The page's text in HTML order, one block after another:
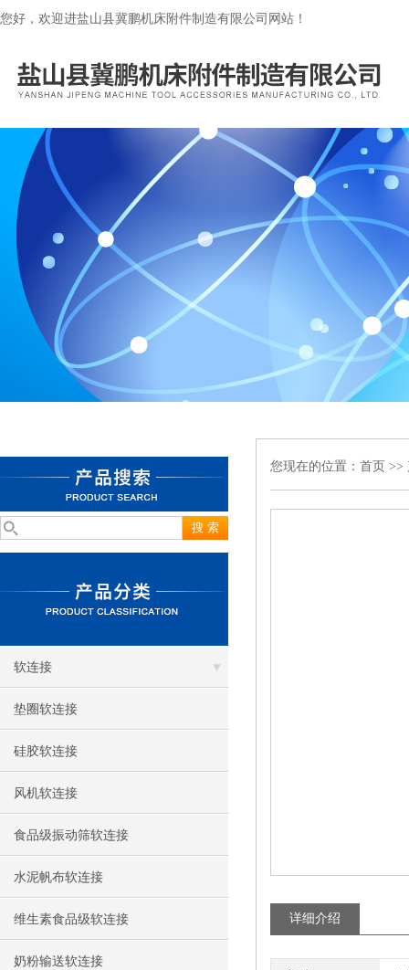
您好，欢迎进盐山县冀鹏机床附件制造有限公司网站！
软连接
垫圈软连接
硅胶软连接
风机软连接
食品级振动筛软连接
水泥帆布软连接
维生素食品级软连接
奶粉输送软连接
您现在的位置： 首页 >>
详细介绍